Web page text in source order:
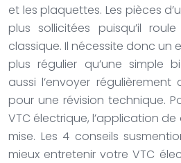
et les plaquettes. Les pièces
plus sollicitées puisqu’il
classique. Il nécessite donc un
plus régulier qu’une simple
aussi l’envoyer
pour une révision technique.
VTC électrique, l’application
mise. Les 4 conseils
mieux entretenir votre VTC